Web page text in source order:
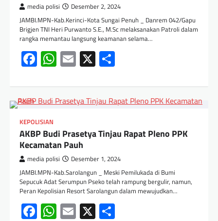
media polisi Desember 2, 2024
JAMBI.MPN-Kab.Kerinci-Kota Sungai Penuh _ Danrem 042/Gapu
Brigjen TNI Heri Purwanto S.E., M.Sc melaksanakan Patroli dalam
rangka memantau langsung keamanan selama…
Facebook
WhatsApp
Email
X
KEPOLISIAN
AKBP Budi Prasetya Tinjau Rapat Pleno PPK
Kecamatan Pauh
media polisi Desember 1, 2024
JAMBI.MPN-Kab.Sarolangun _ Meski Pemilukada di Bumi
Sepucuk Adat Serumpun Pseko telah rampung bergulir, namun,
Peran Kepolisian Resort Sarolangun dalam mewujudkan…
Facebook
WhatsApp
Email
X